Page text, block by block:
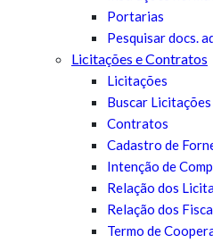
Portarias
Pesquisar docs.
Licitações e Contratos
Licitações
Buscar
Contratos
Cadastro de
Intenção de
Relação dos
Relação dos
Termo de